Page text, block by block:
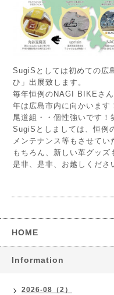
SugiSとしては初めての広
ひ」出展致します。
毎年恒例のNAGI BIKEさ
年は広島市内に向かいます！
尾道組・・個性強いです！
SugiSとしましては、恒例
メンテナンス等もさせてい
もちろん、新しい革グッズ
是非、是非、お越しくださ
HOME
Information
2026-08（2）